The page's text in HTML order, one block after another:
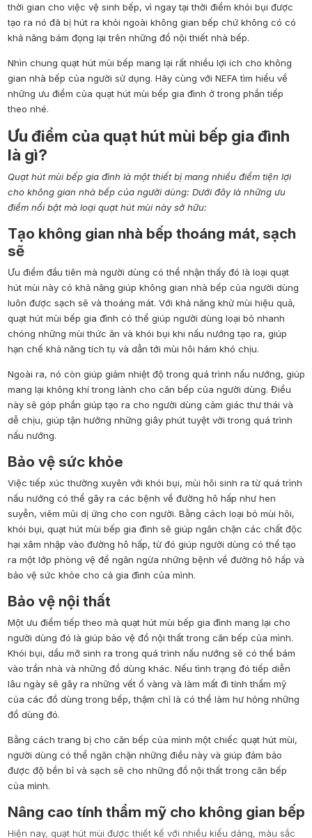
thời gian cho việc vệ sinh bếp, vì ngay tại thời điểm khói bụi được
tạo ra nó đã bị hút ra khỏi ngoài không gian bếp chứ không có có
khả năng bám đọng lại trên những đồ nội thiết nhà bếp.
Nhìn chung quạt hút mùi bếp mang lại rất nhiều lợi ích cho không
gian nhà bếp của người sử dụng. Hãy cùng với NEFA tìm hiểu về
những ưu điểm của quạt hút mùi bếp gia đình ở trong phần tiếp
theo nhé.
Ưu điểm của quạt hút mùi bếp gia đình
là gì?
Quạt hút mùi bếp gia đình là một thiết bị mang nhiều điểm tiện lợi
cho không gian nhà bếp của người dùng: Dưới đây là những ưu
điểm nổi bật mà loại quạt hút mùi này sở hữu:
Tạo không gian nhà bếp thoáng mát, sạch
sẽ
Ưu điểm đầu tiên mà người dùng có thể nhận thấy đó là loại quạt
hút mùi này có khả năng giúp không gian nhà bếp của người dùng
luôn được sạch sẽ và thoáng mát. Với khả năng khử mùi hiệu quả,
quạt hút mùi bếp gia đình có thể giúp người dùng loại bỏ nhanh
chóng những mùi thức ăn và khói bụi khi nấu nướng tạo ra, giúp
hạn chế khả năng tích tụ và dẫn tới mùi hôi hám khó chịu.
Ngoài ra, nó còn giúp giảm nhiệt độ trong quá trình nấu nướng, giúp
mang lại không khí trong lành cho căn bếp của người dùng. Điều
này sẽ góp phần giúp tạo ra cho người dùng cảm giác thư thái và
dễ chịu, giúp tận hưởng những giây phút tuyệt vời trong quá trình
nấu nướng.
Bảo vệ sức khỏe
Việc tiếp xúc thường xuyên với khói bụi, mùi hôi sinh ra từ quá trình
nấu nướng có thể gây ra các bệnh về đường hô hấp như hen
suyễn, viêm mũi dị ứng cho con người. Bằng cách loại bỏ mùi hôi,
khói bụi, quạt hút mùi bếp gia đình sẽ giúp ngăn chặn các chất độc
hại xâm nhập vào đường hô hấp, từ đó giúp người dùng có thể tạo
ra một lớp phòng vệ để ngăn ngừa những bệnh về đường hô hấp và
bảo vệ sức khỏe cho cả gia đình của mình.
Bảo vệ nội thất
Một ưu điểm tiếp theo mà quạt hút mùi bếp gia đình mang lại cho
người dùng đó là giúp bảo vệ đồ nội thất trong căn bếp của mình.
Khói bụi, dầu mỡ sinh ra trong quá trình nấu nướng sẽ có thể bám
vào trần nhà và những đồ dùng khác. Nếu tình trạng đó tiếp diễn
lâu ngày sẽ gây ra những vết ố vàng và làm mất đi tính thẩm mỹ
của các đồ dùng trong bếp, thậm chỉ là có thể làm hư hỏng những
đồ dùng đó.
Bằng cách trang bị cho căn bếp của mình một chiếc quạt hút mùi,
người dùng có thể ngăn chặn những điều này và giúp đảm bảo
được độ bền bỉ và sạch sẽ cho những đồ nội thất trong căn bếp
của mình.
Nâng cao tính thẩm mỹ cho không gian bếp
Hiện nay, quạt hút mùi được thiết kế với nhiều kiểu dáng, màu sắc